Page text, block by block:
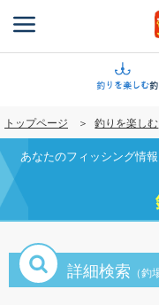
ン
に
移
動
釣りを楽しむ
トップページ 釣りを楽しむ
あなたのフィッシング情
詳細検索 （釣